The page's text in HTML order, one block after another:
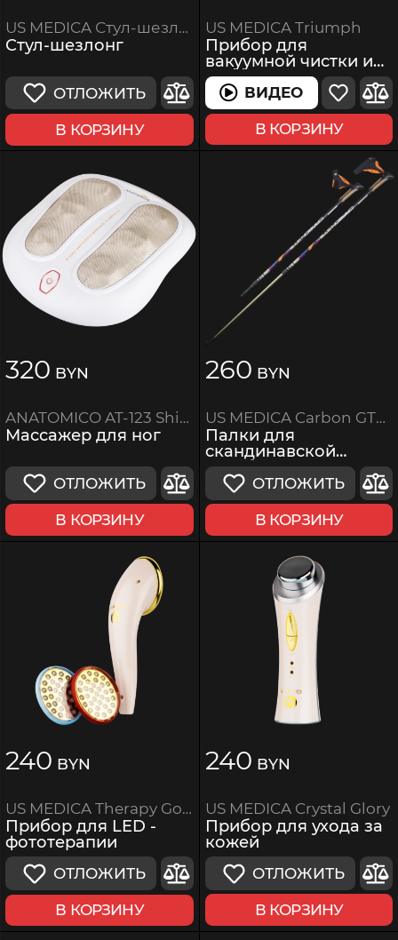
US MEDICA Стул-шезлонг
Стул-шезлонг
ОТЛОЖИТЬ
В КОРЗИНУ
US MEDICA Triumph
Прибор для
вакуумной чистки и
пилинга кожи лица и
тела ВИДЕО
В КОРЗИНУ
320 BYN
ANATOMICO AT-123 Shiatsu
Массажер для ног
ОТЛОЖИТЬ
В КОРЗИНУ
260 BYN
US MEDICA Carbon GTS (2 секции)
Палки для
скандинавской
ходьбы
ОТЛОЖИТЬ
В КОРЗИНУ
240 BYN
US MEDICA Therapy Gold
Прибор для LED -
фототерапии
ОТЛОЖИТЬ
В КОРЗИНУ
240 BYN
US MEDICA Crystal Glory
Прибор для ухода за
кожей
ОТЛОЖИТЬ
В КОРЗИНУ